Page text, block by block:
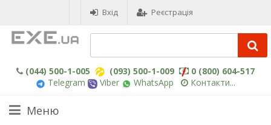
Вхід Реєстрація
(044) 500-1-005 (093) 500-1-009
0 (800) 604-517
Telegram
Viber WhatsApp Контакти...
Меню